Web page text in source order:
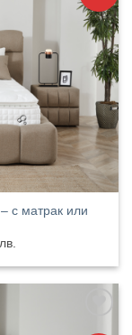
харесани
продукти
с матрак или